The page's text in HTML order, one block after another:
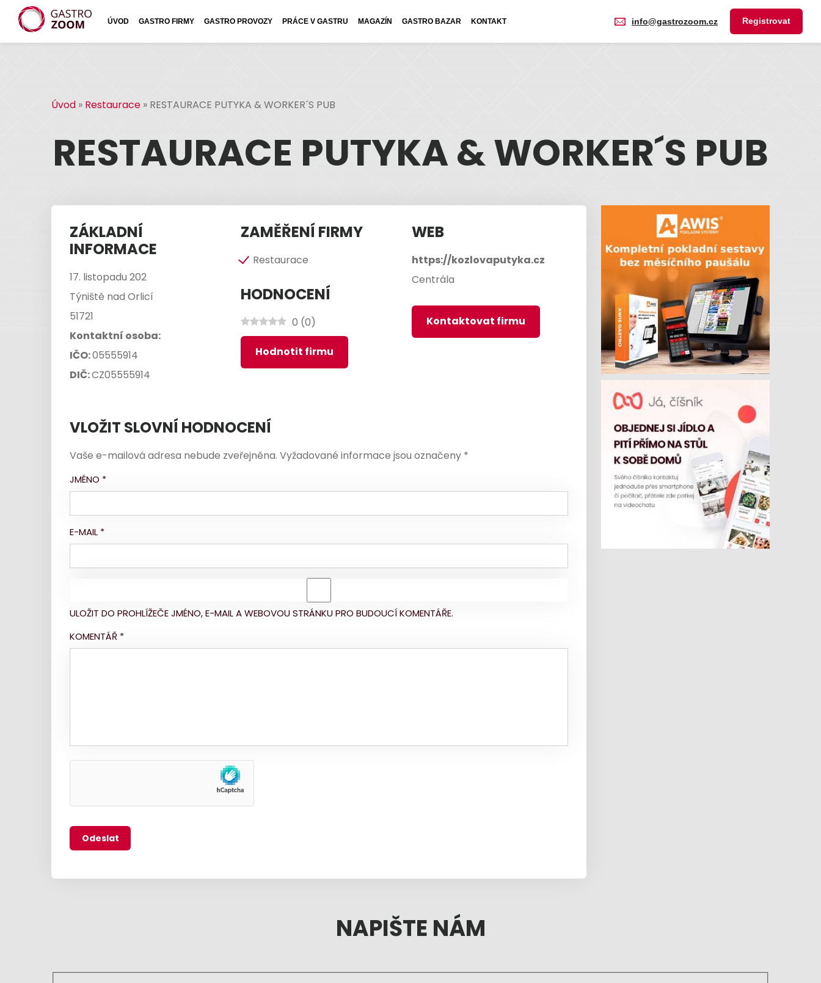
ÚVOD GASTRO FIRMY GASTRO PROVOZY PRÁCE V GASTRU MAGAZÍN GASTRO BAZAR KONTAKT info@gastrozoom.cz Registrovat
Úvod » Restaurace » RESTAURACE PUTYKA & WORKER´S PUB
RESTAURACE PUTYKA & WORKER´S PUB
ZÁKLADNÍ
INFORMACE
17. listopadu 202
Týniště nad Orlicí
51721
Kontaktní osoba:
IČO:05555914
DIČ:CZ05555914
ZAMĚŘENÍ FIRMY
Restaurace
HODNOCENÍ
0 (0)
Hodnotit firmu
WEB
https://kozlovaputyka.cz
Centrála
Kontaktovat firmu
VLOŽIT SLOVNÍ HODNOCENÍ
Vaše e-mailová adresa nebude zveřejněna. Vyžadované informace jsou označeny *
JMÉNO *
E-MAIL *
ULOŽIT DO PROHLÍŽEČE JMÉNO, E-MAIL A WEBOVOU STRÁNKU PRO BUDOUCÍ KOMENTÁŘE.
KOMENTÁŘ *
NAPIŠTE NÁM